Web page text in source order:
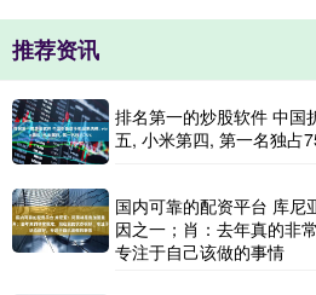
推荐资讯
排名第一的炒股软件 中国
五, 小米第四, 第一名独占
国内可靠的配资平台 库尼
因之一；肖：去年真的非
专注于自己该做的事情